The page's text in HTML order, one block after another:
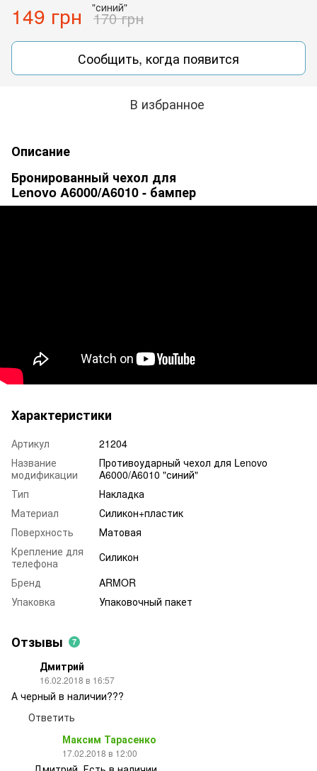
149 грн 170 грн
Сообщить, когда появится
В избранное
Описание
Бронированный чехол для
Lenovo A6000/A6010 - бампер
Характеристики
Артикул
21204
Название
модификации
Противоударный чехол для Lenovo
A6000/A6010 "синий"
Тип
Накладка
Материал
Силикон+пластик
Поверхность
Матовая
Крепление для
телефона
Силикон
Бренд
ARMOR
Упаковка
Упаковочный пакет
Отзывы 7
Дмитрий
16.02.2018 в 16:57
А черный в наличии???
Ответить
Максим Тарасенко
17.02.2018 в 12:00